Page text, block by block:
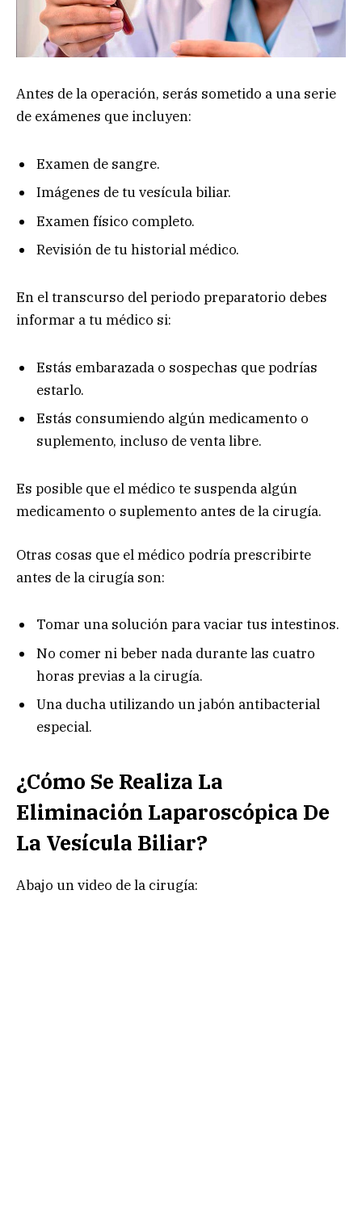
Antes de la operación, serás sometido a una serie
de exámenes que incluyen:
Examen de sangre.
Imágenes de tu vesícula biliar.
Examen físico completo.
Revisión de tu historial médico.
En el transcurso del periodo preparatorio debes
informar a tu médico si:
Estás embarazada o sospechas que podrías
estarlo.
Estás consumiendo algún medicamento o
suplemento, incluso de venta libre.
Es posible que el médico te suspenda algún
medicamento o suplemento antes de la cirugía.
Otras cosas que el médico podría prescribirte
antes de la cirugía son:
Tomar una solución para vaciar tus intestinos.
No comer ni beber nada durante las cuatro
horas previas a la cirugía.
Una ducha utilizando un jabón antibacterial
especial.
¿Cómo Se Realiza La
Eliminación Laparoscópica De
La Vesícula Biliar?
Abajo un video de la cirugía: